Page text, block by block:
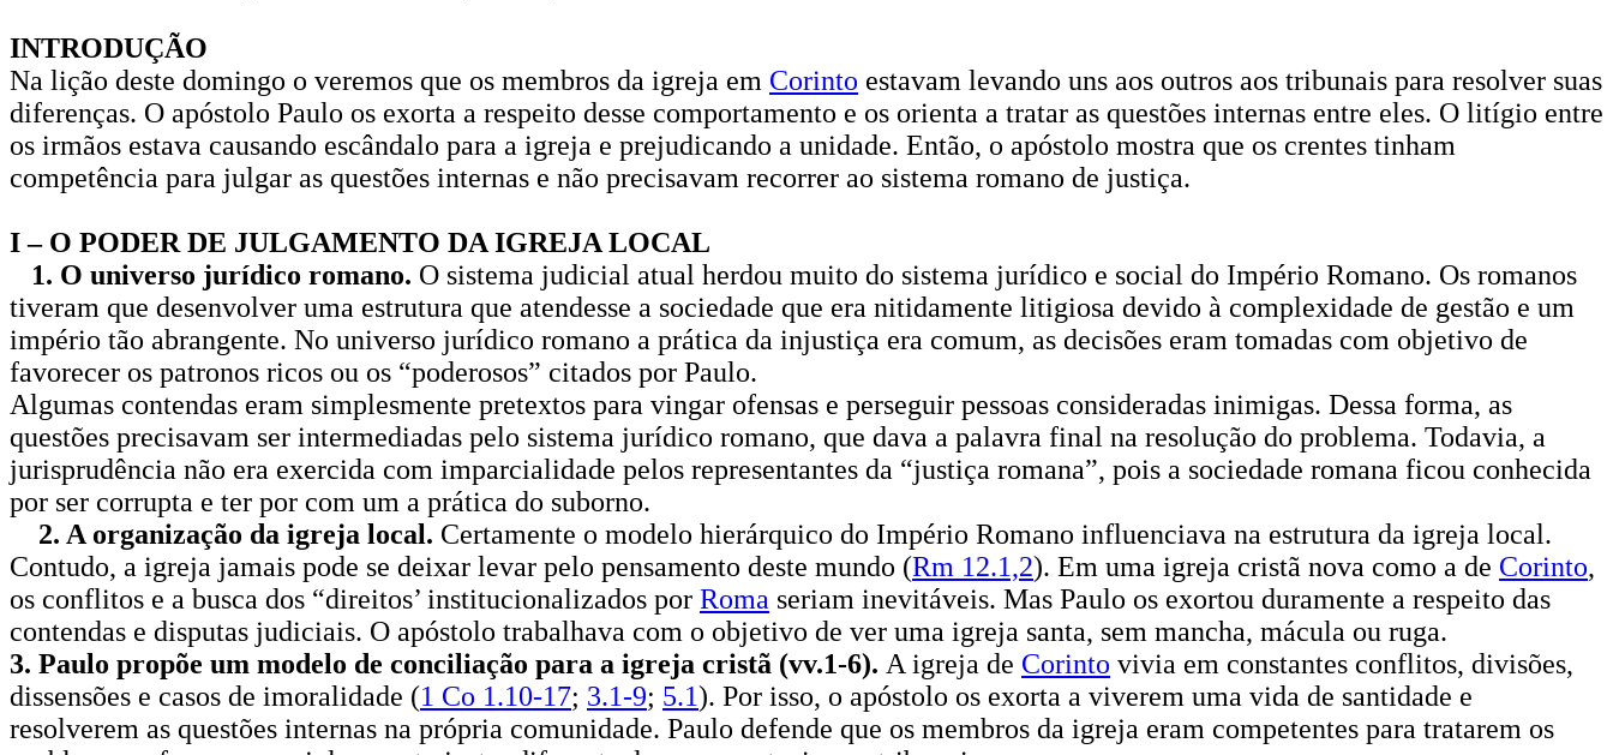
INTRODUÇÃO
Na lição deste domingo o veremos que os membros da igreja em Corinto estavam levando uns aos outros aos tribunais para resolver suas
diferenças. O apóstolo Paulo os exorta a respeito desse comportamento e os orienta a tratar as questões internas entre eles. O litígio entre
os irmãos estava causando escândalo para a igreja e prejudicando a unidade. Então, o apóstolo mostra que os crentes tinham
competência para julgar as questões internas e não precisavam recorrer ao sistema romano de justiça.
I – O PODER DE JULGAMENTO DA IGREJA LOCAL
1. O universo jurídico romano. O sistema judicial atual herdou muito do sistema jurídico e social do Império Romano. Os romanos
tiveram que desenvolver uma estrutura que atendesse a sociedade que era nitidamente litigiosa devido à complexidade de gestão e um
império tão abrangente. No universo jurídico romano a prática da injustiça era comum, as decisões eram tomadas com objetivo de
favorecer os patronos ricos ou os “poderosos” citados por Paulo.
Algumas contendas eram simplesmente pretextos para vingar ofensas e perseguir pessoas consideradas inimigas. Dessa forma, as
questões precisavam ser intermediadas pelo sistema jurídico romano, que dava a palavra final na resolução do problema. Todavia, a
jurisprudência não era exercida com imparcialidade pelos representantes da “justiça romana”, pois a sociedade romana ficou conhecida
por ser corrupta e ter por com um a prática do suborno.
2. A organização da igreja local. Certamente o modelo hierárquico do Império Romano influenciava na estrutura da igreja local.
Contudo, a igreja jamais pode se deixar levar pelo pensamento deste mundo (Rm 12.1,2). Em uma igreja cristã nova como a de Corinto,
os conflitos e a busca dos “direitos’ institucionalizados por Roma seriam inevitáveis. Mas Paulo os exortou duramente a respeito das
contendas e disputas judiciais. O apóstolo trabalhava com o objetivo de ver uma igreja santa, sem mancha, mácula ou ruga.
3. Paulo propõe um modelo de conciliação para a igreja cristã (vv.1-6). A igreja de Corinto vivia em constantes conflitos, divisões,
dissensões e casos de imoralidade (1 Co 1.10-17; 3.1-9; 5.1). Por isso, o apóstolo os exorta a viverem uma vida de santidade e
resolverem as questões internas na própria comunidade. Paulo defende que os membros da igreja eram competentes para tratarem os